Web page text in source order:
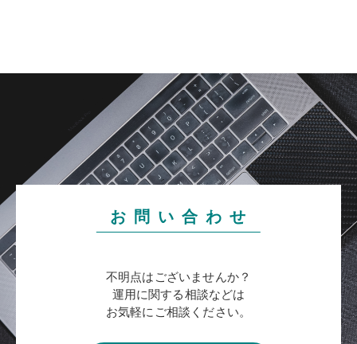
お 問 い 合 わ せ
不明点はございませんか？
運用に関する相談などは
お気軽にご相談ください。